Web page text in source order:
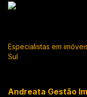
Especialistas em
Sul
Andreata Gestão